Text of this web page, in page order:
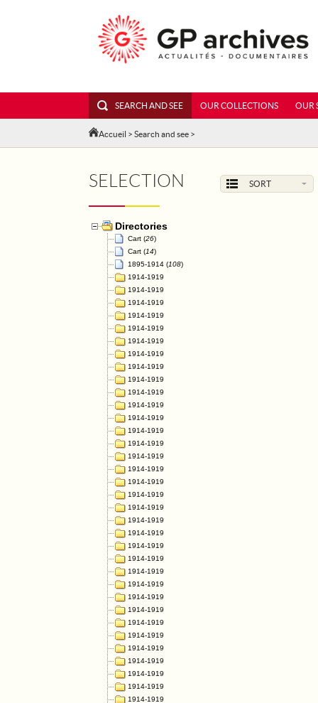
SEARCH AND SEE OUR COLLECTIONS OUR
Accueil > Search and see >
SELECTION SORT